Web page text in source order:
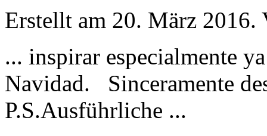
Erstellt am 20. März
... inspirar especialmente
Navidad. Sinceramente
P.S.Ausführliche ...